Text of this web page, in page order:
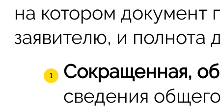
на котором документ
заявителю, и полнота
Сокращенная,
сведения